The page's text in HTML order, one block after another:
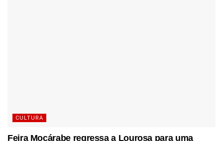
CULTURA
Feira Moçárabe regressa a Lourosa para uma